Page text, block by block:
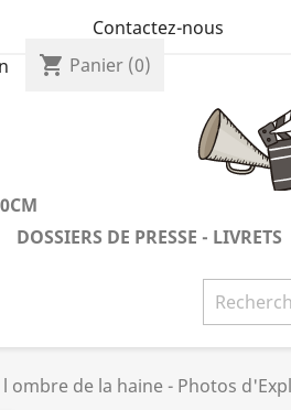
Contactez-nous
shopping_cart Panier (0)
DOSSIERS DE PRESSE - LIVRETS
l ombre de la haine - Photos